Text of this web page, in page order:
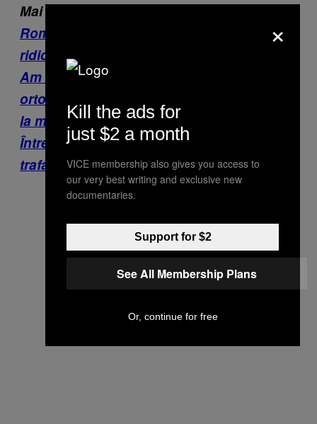
Mai citește despre credință:
Românii ridică azi icoanele în aer cum
ridicau odată portretele lui Ceaușescu
Am copilărit printre exorcizări creștin-
ortodoxe şi înţeleg disperarea femeilor de
la moaște
Întrebarea zilei: Se poate sfinți cu
trafaletul?
×
Kill the ads for
just $2 a month
VICE membership also gives you access to
our very best writing and exclusive new
documentaries.
Support for $2
See All Membership Plans
Or, continue for free